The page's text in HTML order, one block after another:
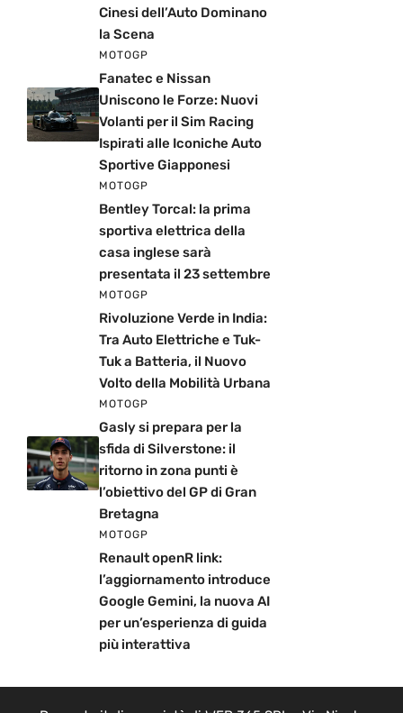
Cinesi dell’Auto Dominano
la Scena
MOTOGP
Fanatec e Nissan
Uniscono le Forze: Nuovi
Volanti per il Sim Racing
Ispirati alle Iconiche Auto
Sportive Giapponesi
MOTOGP
Bentley Torcal: la prima
sportiva elettrica della
casa inglese sarà
presentata il 23 settembre
MOTOGP
Rivoluzione Verde in India:
Tra Auto Elettriche e Tuk-
Tuk a Batteria, il Nuovo
Volto della Mobilità Urbana
MOTOGP
Gasly si prepara per la
sfida di Silverstone: il
ritorno in zona punti è
l’obiettivo del GP di Gran
Bretagna
MOTOGP
Renault openR link:
l’aggiornamento introduce
Google Gemini, la nuova AI
per un’esperienza di guida
più interattiva